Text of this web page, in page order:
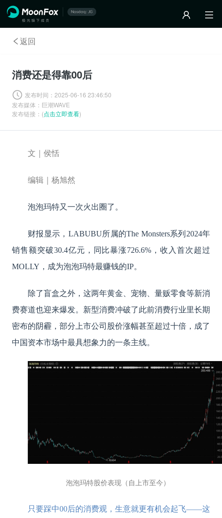
返回
消费还是得靠00后
发布时间： 2025-06-16 23:46:50
发布媒体： 巨潮WAVE
发布链接：(点击立即查看)
文｜侯恬
编辑｜杨旭然
泡泡玛特又一次火出圈了。
财报显示，LABUBU所属的The Monsters系列2024年
销售额突破30.4亿元，同比暴涨726.6%，收入首次超过
MOLLY，成为泡泡玛特最赚钱的IP。
除了盲盒之外，这两年黄金、宠物、量贩零食等新消
费赛道也迎来爆发。新型消费冲破了此前消费行业里长期
密布的阴霾，部分上市公司股价涨幅甚至超过十倍，成了
中国资本市场中最具想象力的一条主线。
泡泡玛特股价表现（自上市至今）
只要踩中00后的消费观，生意就更有机会起飞——这